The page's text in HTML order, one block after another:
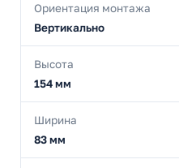
Ориентация монтажа
Вертикально
Высота
154 мм
Ширина
83 мм